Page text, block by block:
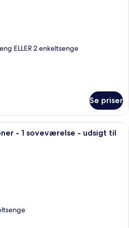
ELLER 2 enkeltsenge
Se priser
Et moderne hotelværelse med en
- 1 soveværelse - udsigt til